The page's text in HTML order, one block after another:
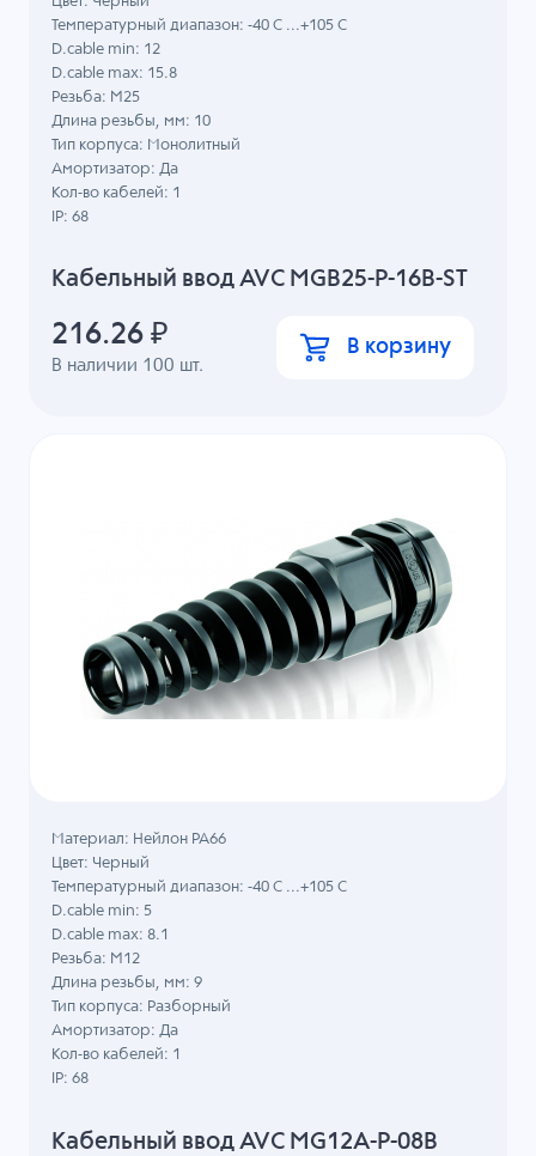
Кабельный ввод AVC MGB25-P-16B-ST
В наличии 100 шт.
Температурный диапазон: -40 C ...+105 C
D.cable min: 12
D.cable max: 15.8
Резьба: M25
Длина резьбы, мм: 10
Тип корпуса: Монолитный
Амортизатор: Да
Кол-во кабелей: 1
IP: 68
216.26 ₽ В корзину
Кабельный ввод AVC MG12A-P-08B
Материал: Нейлон PA66
Цвет: Черный
Температурный диапазон: -40 C ...+105 C
D.cable min: 5
D.cable max: 8.1
Резьба: M12
Длина резьбы, мм: 9
Тип корпуса: Разборный
Амортизатор: Да
Кол-во кабелей: 1
IP: 68